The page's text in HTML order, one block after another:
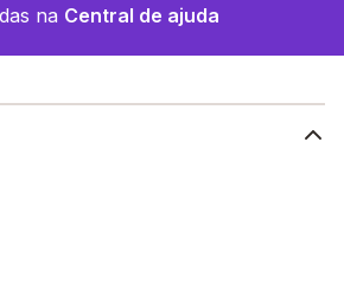
na Central de ajuda